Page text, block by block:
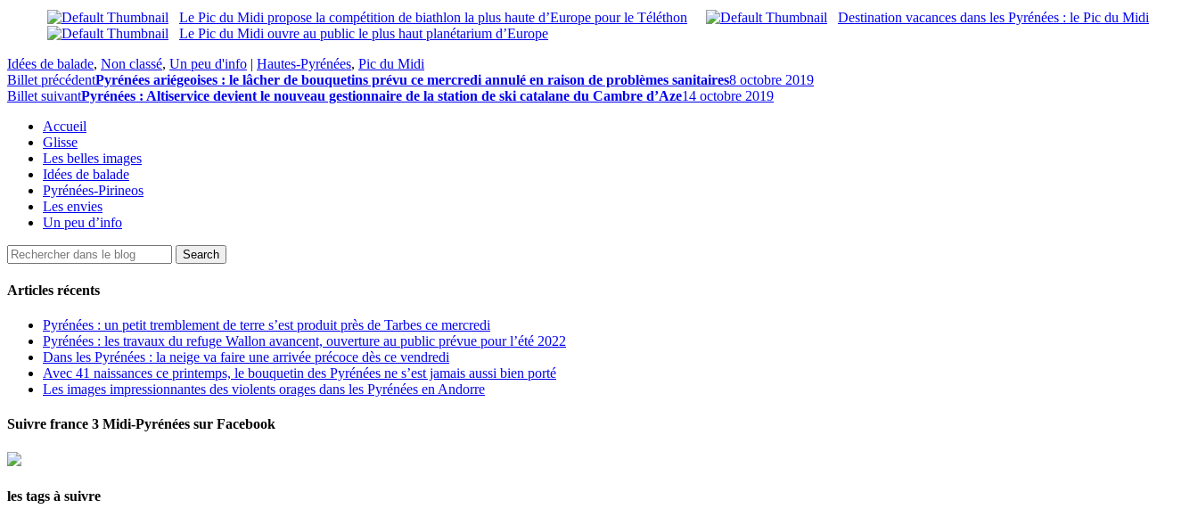
Le Pic du Midi propose la compétition de biathlon la plus haute d’Europe pour le Téléthon
Destination vacances dans les Pyrénées : le Pic du Midi
Le Pic du Midi ouvre au public le plus haut planétarium d’Europe
Idées de balade, Non classé, Un peu d'info | Hautes-Pyrénées, Pic du Midi
Billet précédentPyrénées ariégeoises : le lâcher de bouquetins prévu ce mercredi annulé en raison de problèmes sanitaires8 octobre 2019
Billet suivantPyrénées : Altiservice devient le nouveau gestionnaire de la station de ski catalane du Cambre d’Aze14 octobre 2019
Accueil
Glisse
Les belles images
Idées de balade
Pyrénées-Pirineos
Les envies
Un peu d’info
Articles récents
Pyrénées : un petit tremblement de terre s’est produit près de Tarbes ce mercredi
Pyrénées : les travaux du refuge Wallon avancent, ouverture au public prévue pour l’été 2022
Dans les Pyrénées : la neige va faire une arrivée précoce dès ce vendredi
Avec 41 naissances ce printemps, le bouquetin des Pyrénées ne s’est jamais aussi bien porté
Les images impressionnantes des violents orages dans les Pyrénées en Andorre
Suivre france 3 Midi-Pyrénées sur Facebook
les tags à suivre